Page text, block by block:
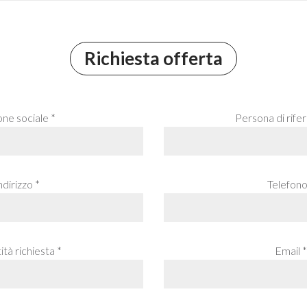
Richiesta offerta
sociale * Persona di
*
richiesta * Email *